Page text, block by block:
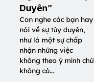
Duyên”
Con nghe các bạn hay
nói về sự tùy duyên,
như là một sự chấp
nhận những việc
không theo ý mình chứ
không có…